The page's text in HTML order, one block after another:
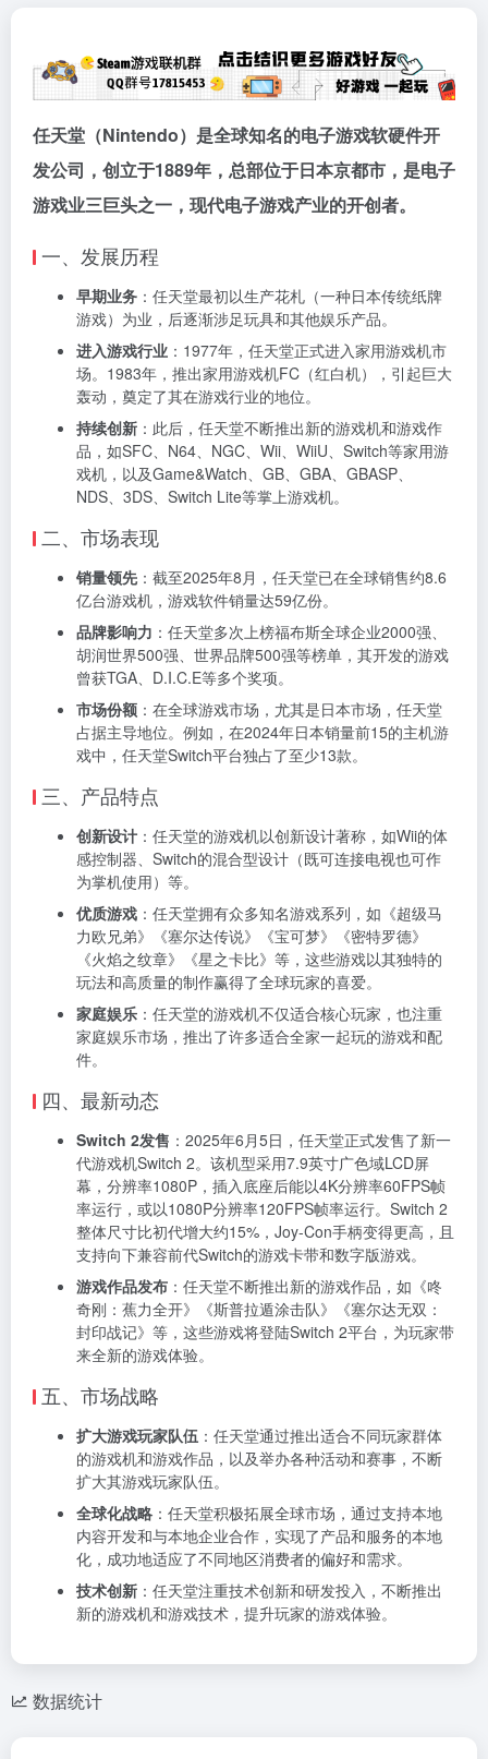
任天堂（Nintendo）是全球知名的电子游戏软硬件开
发公司，创立于1889年，总部位于日本京都市，是电子
游戏业三巨头之一，现代电子游戏产业的开创者。
一、发展历程
早期业务 ：任天堂最初以生产花札（一种日本传统纸牌
游戏）为业，后逐渐涉足玩具和其他娱乐产品。
进入游戏行业 ：1977年，任天堂正式进入家用游戏机市
场。1983年，推出家用游戏机FC（红白机），引起巨大
轰动，奠定了其在游戏行业的地位。
持续创新 ：此后，任天堂不断推出新的游戏机和游戏作
品，如SFC、N64、NGC、Wii、WiiU、Switch等家用游
戏机，以及Game&Watch、GB、GBA、GBASP、
NDS、3DS、Switch Lite等掌上游戏机。
二、市场表现
销量领先 ：截至2025年8月，任天堂已在全球销售约8.6
亿台游戏机，游戏软件销量达59亿份。
品牌影响力 ：任天堂多次上榜福布斯全球企业2000强、
胡润世界500强、世界品牌500强等榜单，其开发的游戏
曾获TGA、D.I.C.E等多个奖项。
市场份额 ：在全球游戏市场，尤其是日本市场，任天堂
占据主导地位。例如，在2024年日本销量前15的主机游
戏中，任天堂Switch平台独占了至少13款。
三、产品特点
创新设计 ：任天堂的游戏机以创新设计著称，如Wii的体
感控制器、Switch的混合型设计（既可连接电视也可作
为掌机使用）等。
优质游戏 ：任天堂拥有众多知名游戏系列，如《超级马
力欧兄弟》《塞尔达传说》《宝可梦》《密特罗德》
《火焰之纹章》《星之卡比》等，这些游戏以其独特的
玩法和高质量的制作赢得了全球玩家的喜爱。
家庭娱乐 ：任天堂的游戏机不仅适合核心玩家，也注重
家庭娱乐市场，推出了许多适合全家一起玩的游戏和配
件。
四、最新动态
Switch 2发售 ：2025年6月5日，任天堂正式发售了新一
代游戏机Switch 2。该机型采用7.9英寸广色域LCD屏
幕，分辨率1080P，插入底座后能以4K分辨率60FPS帧
率运行，或以1080P分辨率120FPS帧率运行。Switch 2
整体尺寸比初代增大约15%，Joy-Con手柄变得更高，且
支持向下兼容前代Switch的游戏卡带和数字版游戏。
游戏作品发布 ：任天堂不断推出新的游戏作品，如《咚
奇刚：蕉力全开》《斯普拉遁涂击队》《塞尔达无双：
封印战记》等，这些游戏将登陆Switch 2平台，为玩家带
来全新的游戏体验。
五、市场战略
扩大游戏玩家队伍 ：任天堂通过推出适合不同玩家群体
的游戏机和游戏作品，以及举办各种活动和赛事，不断
扩大其游戏玩家队伍。
全球化战略 ：任天堂积极拓展全球市场，通过支持本地
内容开发和与本地企业合作，实现了产品和服务的本地
化，成功地适应了不同地区消费者的偏好和需求。
技术创新 ：任天堂注重技术创新和研发投入，不断推出
新的游戏机和游戏技术，提升玩家的游戏体验。
数据统计